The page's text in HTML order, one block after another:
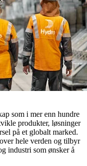
som i mer enn hundre
produkter, løsninger
på et globalt marked.
hele verden og tilbyr
industri som ønsker å